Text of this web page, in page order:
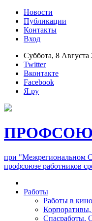
Новости
Публикации
Контакты
Вход
Суббота, 8 Августа
Twitter
Вконтакте
Facebook
Я.ру
при "Межрегиональном
профсоюзе работников
Работы
Работы в кино
Спасработы,